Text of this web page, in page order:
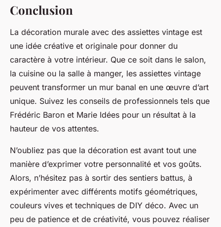
Conclusion
La décoration murale avec des assiettes vintage est
une idée créative et originale pour donner du
caractère à votre intérieur. Que ce soit dans le salon,
la cuisine ou la salle à manger, les assiettes vintage
peuvent transformer un mur banal en une œuvre d’art
unique. Suivez les conseils de professionnels tels que
Frédéric Baron et Marie Idées pour un résultat à la
hauteur de vos attentes.
N’oubliez pas que la décoration est avant tout une
manière d’exprimer votre personnalité et vos goûts.
Alors, n’hésitez pas à sortir des sentiers battus, à
expérimenter avec différents motifs géométriques,
couleurs vives et techniques de DIY déco. Avec un
peu de patience et de créativité, vous pouvez réaliser